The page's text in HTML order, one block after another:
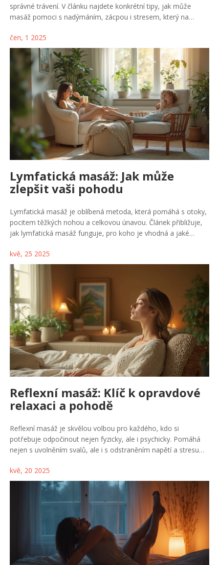
správné trávení. V článku najdete konkrétní tipy, jak může
masáž pomoci s nadýmáním, zácpou i stresem, který na
si dávat pozor. Přidáme zajímavosti o propojení trávení a
psychiky. Praktické rady ocení každý, kdo chce svoje zažívání
řešit přirozenou cestou.
čen, 1 2025
Lymfatická masáž: Jak může
zlepšit vaši pohodu
Lymfatická masáž je oblíbená metoda, která pomáhá s otoky,
pocitem těžkých nohou a celkovou únavou. Článek přibližuje,
jak lymfatická masáž funguje, pro koho je vhodná a jaké
raději vynechat a jak vybrat dobrého maséra. Zajímavé tipy a
fakta vám pomůžou rozhodnout, jestli je tento typ péče právě
pro vás. Čekají vás i rady, jak podpořit lymfatický systém i
doma.
kvě, 25 2025
Reflexní masáž: Klíč k opravdové
relaxaci a pohodě
Reflexní masáž je skvělou volbou pro každého, kdo si
potřebuje odpočinout nejen fyzicky, ale i psychicky. Pomáhá
nejen s uvolněním svalů, ale i s odstraněním napětí a stresu
reflexní masáže dostat maximum, i zajímavosti o jejím vlivu na
tělo i mysl. Prozradíme, jak si vybrat dobrého maséra a co si
hlídat při návštěvě salonu. Každý, kdo hledá efektivní způsob
relaxace, tu najde jasné odpovědi.
kvě, 20 2025